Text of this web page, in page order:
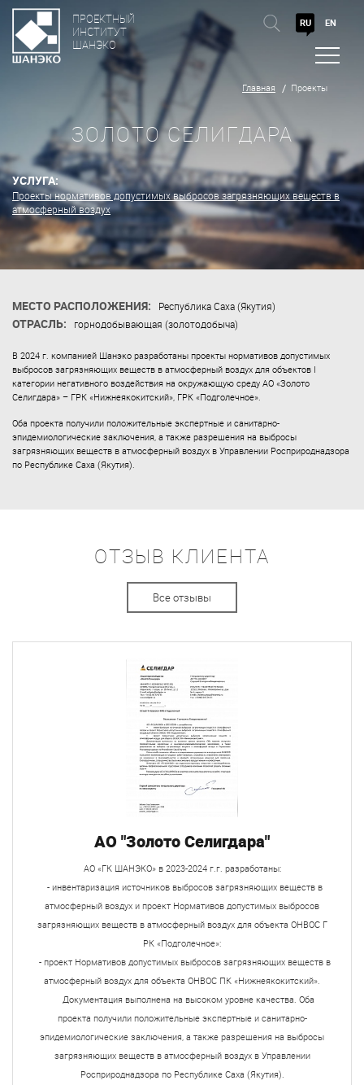
ПРОЕКТНЫЙ
ИНСТИТУТ
ШАНЭКО
RU EN
ЗОЛОТО СЕЛИГДАРА
УСЛУГА:
Проекты нормативов допустимых выбросов загрязняющих веществ в
атмосферный воздух
Главная Проекты
МЕСТО РАСПОЛОЖЕНИЯ: Республика Саха (Якутия)
ОТРАСЛЬ: горнодобывающая (золотодобыча)
В 2024 г. компанией Шанэко разработаны проекты нормативов допустимых
выбросов загрязняющих веществ в атмосферный воздух для объектов I
категории негативного воздействия на окружающую среду АО «Золото
Селигдара» – ГРК «Нижнеякокитский», ГРК «Подголечное».
Оба проекта получили положительные экспертные и санитарно-
эпидемиологические заключения, а также разрешения на выбросы
загрязняющих веществ в атмосферный воздух в Управлении Росприроднадзора
по Республике Саха (Якутия).
ОТЗЫВ КЛИЕНТА
Все отзывы
АО "Золото Селигдара"
АО «ГК ШАНЭКО» в 2023-2024 г.г. разработаны:
- инвентаризация источников выбросов загрязняющих веществ в
атмосферный воздух и проект Нормативов допустимых выбросов
загрязняющих веществ в атмосферный воздух для объекта ОНВОС Г
РК «Подголечное»:
- проект Нормативов допустимых выбросов загрязняющих веществ в
атмосферный воздух для объекта ОНВОС ПК «Нижнеякокитский».
Документация выполнена на высоком уровне качества. Оба
проекта получили положительные экспертные и санитарно-
эпидемиологические заключения, а также разрешения на выбросы
загрязняющих веществ в атмосферный воздух в Управлении
Росприроднадзора по Республике Саха (Якутия).